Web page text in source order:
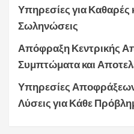
Υπηρεσίες για Καθαρές
Σωληνώσεις
Απόφραξη Κεντρικής
Συμπτώματα και
Υπηρεσίες
Λύσεις για Κάθε